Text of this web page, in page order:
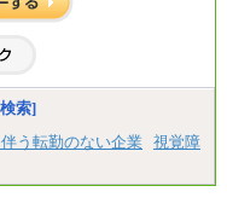
索]
う転勤のない企業
視覚障